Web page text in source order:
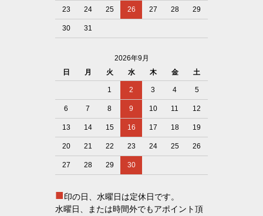
23 24 25 26 27 28 29
30 31
2026年9月
日
月 火 水 木 金 土
1 2 3 4 5
6 7 8 9 10 11 12
13 14 15 16 17 18 19
20 21 22 23 24 25 26
27 28 29 30
■印の日、水曜日は定休日です。
水曜日、または時間外でもアポイント頂